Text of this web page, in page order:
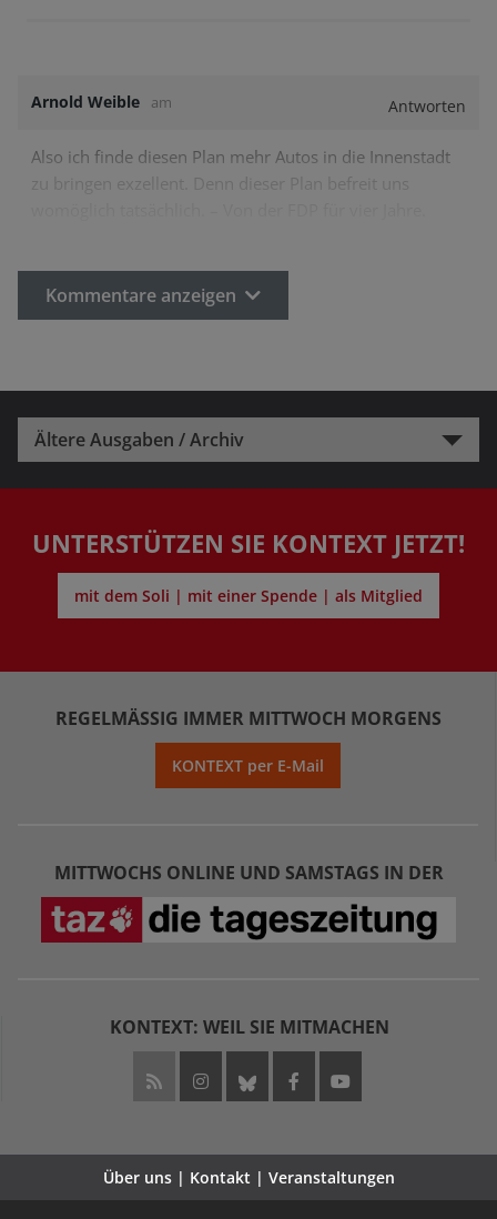
Arnold Weible am Antworten
Also ich finde diesen Plan mehr Autos in die Innenstadt
zu bringen exzellent. Denn dieser Plan befreit uns
Kommentare anzeigen
Ältere Ausgaben / Archiv
UNTERSTÜTZEN SIE KONTEXT JETZT!
mit dem Soli | mit einer Spende | als Mitglied
REGELMÄSSIG IMMER MITTWOCH MORGENS
KONTEXT per E-Mail
MITTWOCHS ONLINE UND SAMSTAGS IN DER
KONTEXT: WEIL SIE MITMACHEN
Über uns | Kontakt | Veranstaltungen